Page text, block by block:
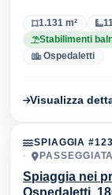
balneari.
1.131 m²
Stabilimenti
Ospedaletti
Visualizza
SPIAGGIA
Spiaggia nei
Ospedaletti,